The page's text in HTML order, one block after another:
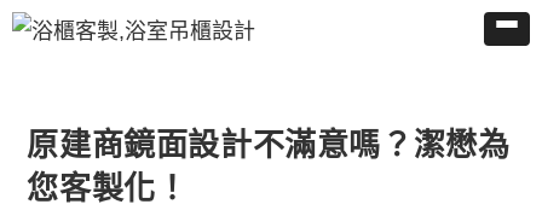
原建商鏡面設計不滿意嗎？潔懋為
您客製化！